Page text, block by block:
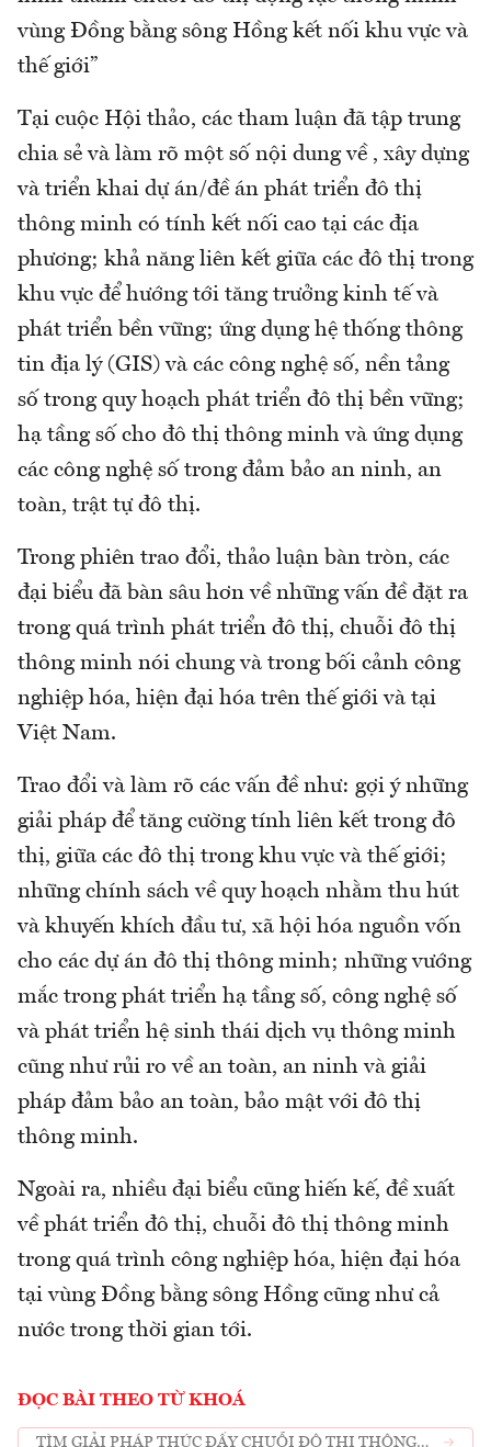
vùng Đồng bằng sông Hồng kết nối khu vực và
thế giới”
Tại cuộc Hội thảo, các tham luận đã tập trung
chia sẻ và làm rõ một số nội dung về , xây dựng
và triển khai dự án/đề án phát triển đô thị
thông minh có tính kết nối cao tại các địa
phương; khả năng liên kết giữa các đô thị trong
khu vực để hướng tới tăng trưởng kinh tế và
phát triển bền vững; ứng dụng hệ thống thông
tin địa lý (GIS) và các công nghệ số, nền tảng
số trong quy hoạch phát triển đô thị bền vững;
hạ tầng số cho đô thị thông minh và ứng dụng
các công nghệ số trong đảm bảo an ninh, an
toàn, trật tự đô thị.
Trong phiên trao đổi, thảo luận bàn tròn, các
đại biểu đã bàn sâu hơn về những vấn đề đặt ra
trong quá trình phát triển đô thị, chuỗi đô thị
thông minh nói chung và trong bối cảnh công
nghiệp hóa, hiện đại hóa trên thế giới và tại
Việt Nam.
Trao đổi và làm rõ các vấn đề như: gợi ý những
giải pháp để tăng cường tính liên kết trong đô
thị, giữa các đô thị trong khu vực và thế giới;
những chính sách về quy hoạch nhằm thu hút
và khuyến khích đầu tư, xã hội hóa nguồn vốn
cho các dự án đô thị thông minh; những vướng
mắc trong phát triển hạ tầng số, công nghệ số
và phát triển hệ sinh thái dịch vụ thông minh
cũng như rủi ro về an toàn, an ninh và giải
pháp đảm bảo an toàn, bảo mật với đô thị
thông minh.
Ngoài ra, nhiều đại biểu cũng hiến kế, đề xuất
về phát triển đô thị, chuỗi đô thị thông minh
trong quá trình công nghiệp hóa, hiện đại hóa
tại vùng Đồng bằng sông Hồng cũng như cả
nước trong thời gian tới.
ĐỌC BÀI THEO TỪ KHOÁ
TÌM GIẢI PHÁP THÚC ĐẨY CHUỖI ĐÔ THỊ THÔNG